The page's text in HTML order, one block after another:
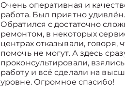
Очень оперативная и
работа. Был приятно удивлён.
Обратился с достаточно
ремонтом, в некоторых
центрах отказывали, говоря,
помочь не могут. А здесь
проконсультировали, взялись
работу и всё сделали на
уровне. Огромное спасибо!